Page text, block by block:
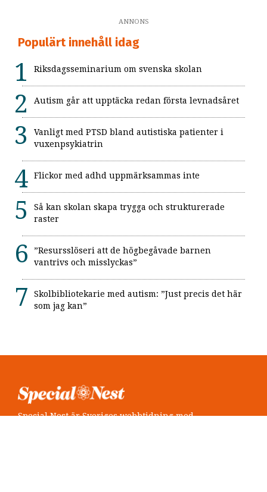
ANNONS
Populärt innehåll idag
Riksdagsseminarium om svenska skolan
Autism går att upptäcka redan första levnadsåret
Vanligt med PTSD bland autistiska patienter i
vuxenpsykiatrin
Flickor med adhd uppmärksammas inte
Så kan skolan skapa trygga och strukturerade
raster
”Resursslöseri att de högbegåvade barnen
vantrivs och misslyckas”
Skolbibliotekarie med autism: ”Just precis det här
som jag kan”
Special Nest är Sveriges webbtidning med